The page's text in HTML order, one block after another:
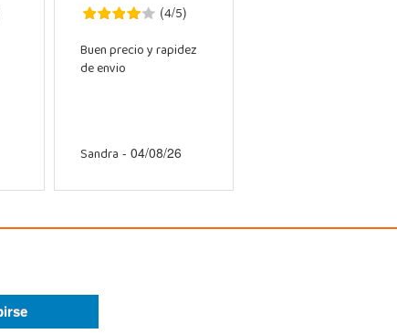
(4/5)
Buen precio y rapidez
de envio
Sandra - 04/08/26